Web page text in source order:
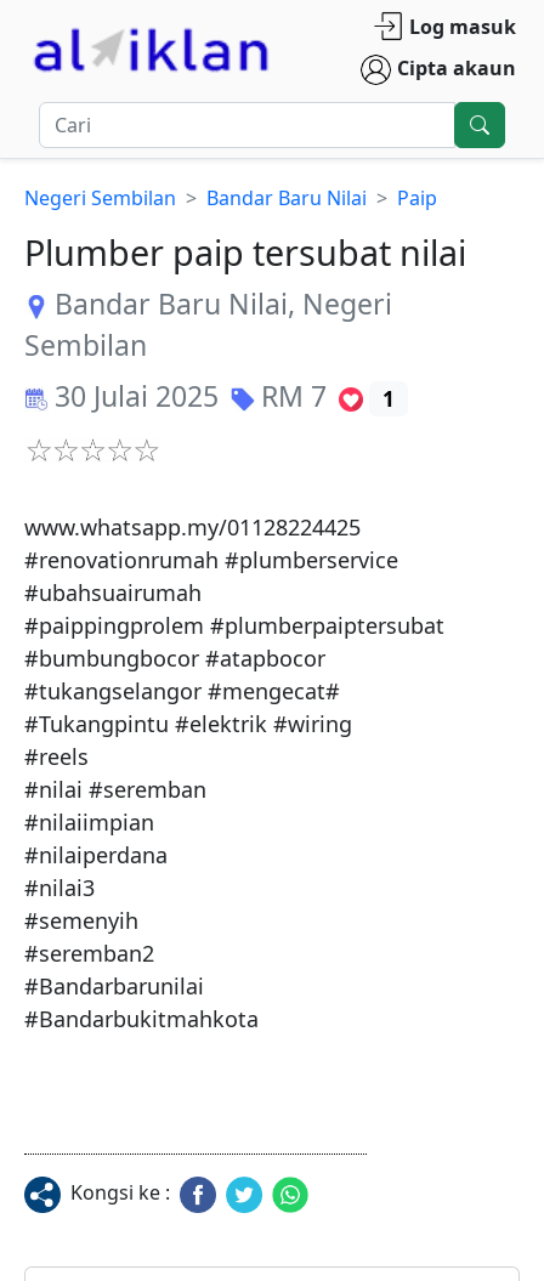
Log masuk
Cipta akaun
Negeri Sembilan Bandar Baru Nilai Paip
Plumber paip tersubat nilai
Bandar Baru Nilai, Negeri
Sembilan
30 Julai 2025
RM 7 1
www.whatsapp.my/01128224425
#renovationrumah #plumberservice
#ubahsuairumah
#paippingprolem #plumberpaiptersubat
#bumbungbocor #atapbocor
#tukangselangor #mengecat#
#Tukangpintu #elektrik #wiring
#reels
#nilai #seremban
#nilaiimpian
#nilaiperdana
#nilai3
#semenyih
#seremban2
#Bandarbarunilai
#Bandarbukitmahkota
Kongsi ke :